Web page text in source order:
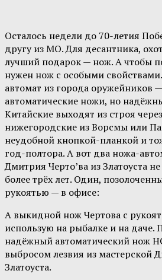
Осталось недели до 70-летия
другу из МО. Для десантника,
лучший подарок — нож. А чтобы
нужен нож с особыми
автомат из города оружейников
автоматические ножи, но
Китайские выходят из строя
нижегородские из Ворсмы или
неудобной кнопкой-планкой и
год-полтора. А вот два ножа-
Дмитрия Черто’ва из Златоуста
более трёх лет. Один,
рукоятью — в офисе:
А выкидной нож Чертова с
использую на рыбалке и на
надёжный автоматический нож
выбросом лезвия из мастерской
Златоуста.